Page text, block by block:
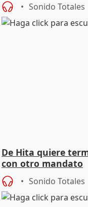
Sonido Totales
De Hita quiere
con otro mandato
Sonido Totales